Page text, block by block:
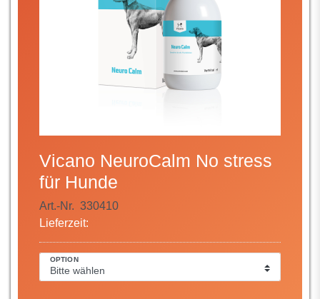
Vicano NeuroCalm No stress
für Hunde
Art.-Nr. 330410
Lieferzeit:
OPTION